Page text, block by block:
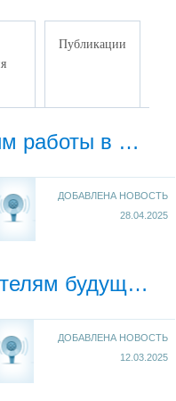
Публикации
Режим работы в майские праздники
ДОБАВЛЕНА НОВОСТЬ
28.04.2025
Родителям будущих первоклассников!
ДОБАВЛЕНА НОВОСТЬ
12.03.2025